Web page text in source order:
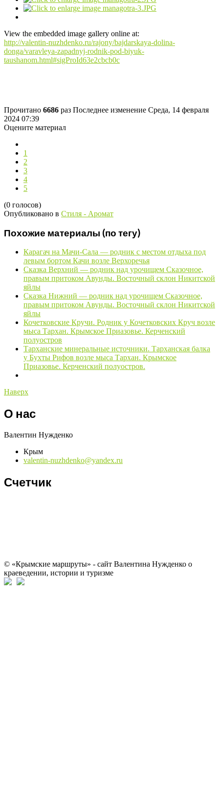
View the embedded image gallery online at:
http://valentin-nuzhdenko.ru/rajony/bajdarskaya-dolina-
donga/varavleya-zapadnyj-rodnik-pod-biyuk-
taushanom.html#sigProId63e2cbcb0c
Прочитано 6686 раз Последнее изменение Среда, 14 февраля
2024 07:39
Оцените материал
1
2
3
4
5
(0 голосов)
Опубликовано в Стиля - Аромат
Похожие материалы (по тегу)
Карагач на Мачи-Сала — родник с местом отдыха под
левым бортом Качи возле Верхоречья
Сказка Верхний — родник над урочищем Сказочное,
правым притоком Авунды. Восточный склон Никитской
яйлы
Сказка Нижний — родник над урочищем Сказочное,
правым притоком Авунды. Восточный склон Никитской
яйлы
Кочетковские Кручи. Родник у Кочетковских Круч возле
мыса Тархан. Крымское Приазовье. Керченский
полуостров
Тарханские минеральные источники. Тарханская балка
у Бухты Рифов возле мыса Тархан. Крымское
Приазовье. Керченский полуостров.
Наверх
О нас
Валентин Нужденко
Крым
valentin-nuzhdenko@yandex.ru
Счетчик
© «Крымские маршруты» - сайт Валентина Нужденко о
краеведении, истории и туризме